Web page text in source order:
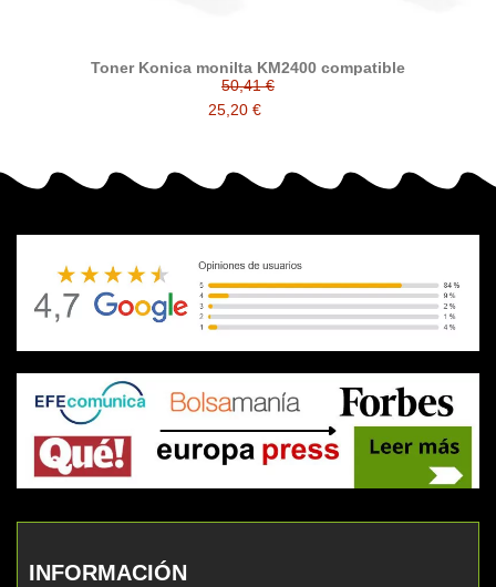
Toner Konica monilta KM2400 compatible
50,41 €
25,20 €
INFORMACIÓN